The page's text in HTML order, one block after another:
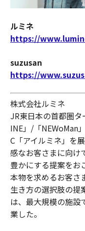
ルミネ
https://
suzusan
https://
株式会社ルミネ
JR東日本の首都圏
INE」/「NEWoMan
C「アイルミネ」を
感なお客さまに向け
豊かにする提案をお
本物を求めるお客さ
生き方の選択肢の提
は、最大規模の施設
業した。